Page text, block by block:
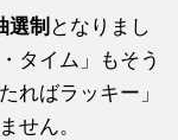
選制 となりまし
タイム」もそう
ればラッキー」
せん。